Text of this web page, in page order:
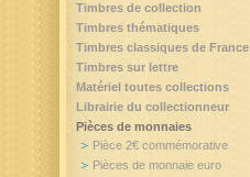
Timbres de collection
Timbres thématiques
Timbres classiques de France
Timbres sur lettre
Matériel toutes collections
Librairie du collectionneur
Pièces de monnaies
Pièce 2€ commémorative
Pièces de monnaie euro